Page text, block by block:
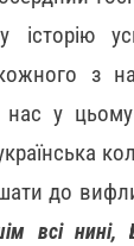
історію
з
у цьому
до
всі нині,